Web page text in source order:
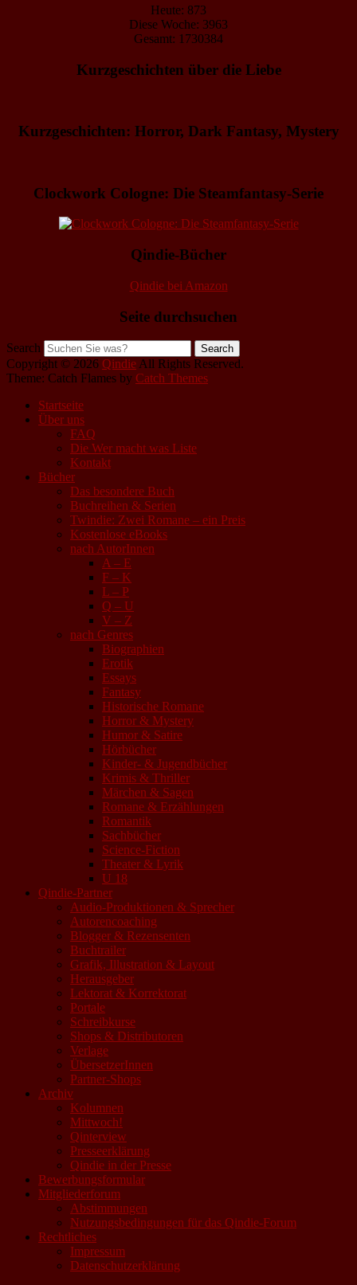
Heute: 873
Diese Woche: 3963
Gesamt: 1730384
Kurzgeschichten über die Liebe
Kurzgeschichten: Horror, Dark Fantasy, Mystery
Clockwork Cologne: Die Steamfantasy-Serie
Qindie-Bücher
Qindie bei Amazon
Seite durchsuchen
Search
Copyright © 2026 Qindie All Rights Reserved.
Theme: Catch Flames by Catch Themes
Startseite
Über uns
FAQ
Die Wer macht was Liste
Kontakt
Bücher
Das besondere Buch
Buchreihen & Serien
Twindie: Zwei Romane – ein Preis
Kostenlose eBooks
nach AutorInnen
A – E
F – K
L – P
Q – U
V – Z
nach Genres
Biographien
Erotik
Essays
Fantasy
Historische Romane
Horror & Mystery
Humor & Satire
Hörbücher
Kinder- & Jugendbücher
Krimis & Thriller
Märchen & Sagen
Romane & Erzählungen
Romantik
Sachbücher
Science-Fiction
Theater & Lyrik
U 18
Qindie-Partner
Audio-Produktionen & Sprecher
Autorencoaching
Blogger & Rezensenten
Buchtrailer
Grafik, Illustration & Layout
Herausgeber
Lektorat & Korrektorat
Portale
Schreibkurse
Shops & Distributoren
Verlage
ÜbersetzerInnen
Partner-Shops
Archiv
Kolumnen
Mittwoch!
Qinterview
Presseerklärung
Qindie in der Presse
Bewerbungsformular
Mitgliederforum
Abstimmungen
Nutzungsbedingungen für das Qindie-Forum
Rechtliches
Impressum
Datenschutzerklärung